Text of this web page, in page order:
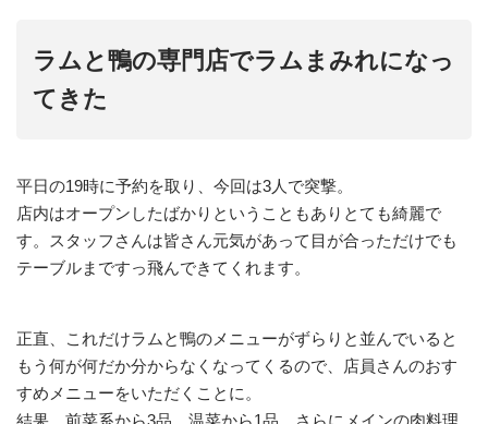
ラムと鴨の専門店でラムまみれになっ
てきた
平日の19時に予約を取り、今回は3人で突撃。
店内はオープンしたばかりということもありとても綺麗で
す。スタッフさんは皆さん元気があって目が合っただけでも
テーブルまですっ飛んできてくれます。
正直、これだけラムと鴨のメニューがずらりと並んでいると
もう何が何だか分からなくなってくるので、店員さんのおす
すめメニューをいただくことに。
結果、前菜系から3品、温菜から1品、さらにメインの肉料理